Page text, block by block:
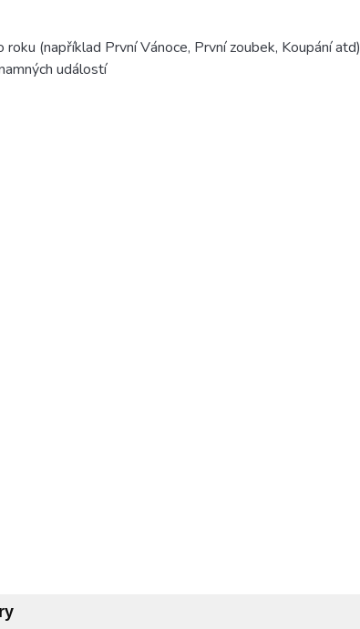
(například První Vánoce, První zoubek, Koupání atd)
událostí